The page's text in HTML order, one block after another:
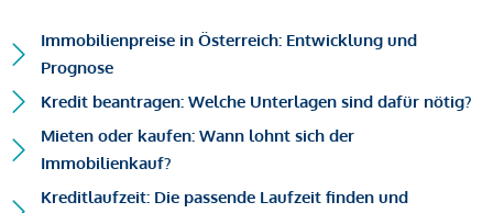
Immobilienpreise in Österreich: Entwicklung und
Prognose
Kredit beantragen: Welche Unterlagen sind dafür nötig?
Mieten oder kaufen: Wann lohnt sich der
Immobilienkauf?
Kreditlaufzeit: Die passende Laufzeit finden und